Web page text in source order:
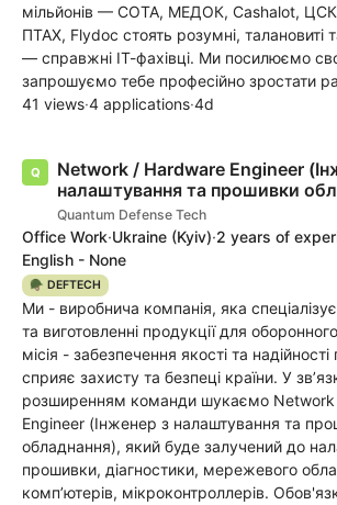
мільйонів — СОТА, МЕДОК, Cashalot, ЦСК
ПТАХ, Flydoc стоять розумні, талановиті
— справжні ІТ-фахівці. Ми посилюємо
запрошуємо тебе професійно зростати
41 views·4 applications·4d
Network / Hardware Engineer
налаштування та прошивки
Quantum Defense Tech
Office Work·Ukraine (Kyiv)·2 years of
English - None
🪖 DEFTECH
Ми - виробнича компанія, яка
та виготовленні продукції для
місія - забезпечення якості та надійності
сприяє захисту та безпеці країни. У
розширенням команди шукаємо Network
Engineer (Інженер з налаштування та
обладнання), який буде залучений до
прошивки, діагностики, мережевого
компʼютерів, мікроконтроллерів.